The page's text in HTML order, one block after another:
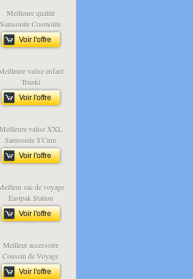
Meilleure qualité
Samsonite Cosmolite
Voir l'offre
valise enfant
Trunki
Voir l'offre
Meilleure valise XXL
Samsonite S'Cure
Voir l'offre
sac de voyage
Eastpak Station
Voir l'offre
Meilleur accessoire
Coussin de Voyage
Voir l'offre